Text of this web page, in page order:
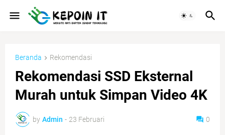
Beranda Rekomendasi
Rekomendasi SSD Eksternal
Murah untuk Simpan Video 4K
by Admin - 23 Februari 0